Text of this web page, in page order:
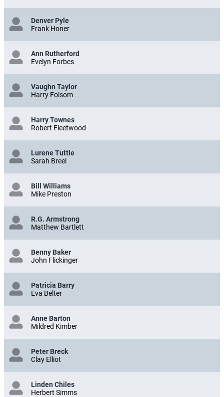
Denver Pyle
Frank Honer
Ann Rutherford
Evelyn Forbes
Vaughn Taylor
Harry Folsom
Harry Townes
Robert Fleetwood
Lurene Tuttle
Sarah Breel
Bill Williams
Mike Preston
R.G. Armstrong
Matthew Bartlett
Benny Baker
John Flickinger
Patricia Barry
Eva Belter
Anne Barton
Mildred Kimber
Peter Breck
Clay Elliot
Linden Chiles
Herbert Simms